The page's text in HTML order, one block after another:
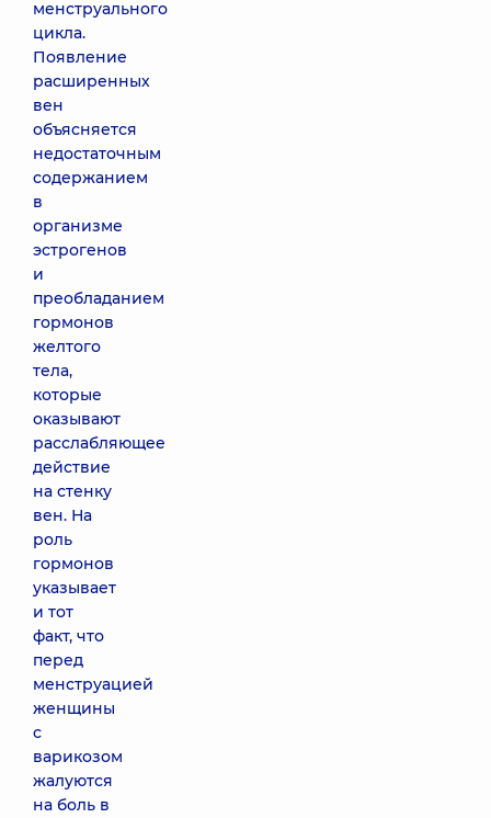
менструального
цикла.
Появление
расширенных
вен
объясняется
недостаточным
содержанием
в
организме
эстрогенов
и
преобладанием
гормонов
желтого
тела,
которые
оказывают
расслабляющее
действие
на стенку
вен. На
роль
гормонов
указывает
и тот
факт, что
перед
менструацией
женщины
с
варикозом
жалуются
на боль в